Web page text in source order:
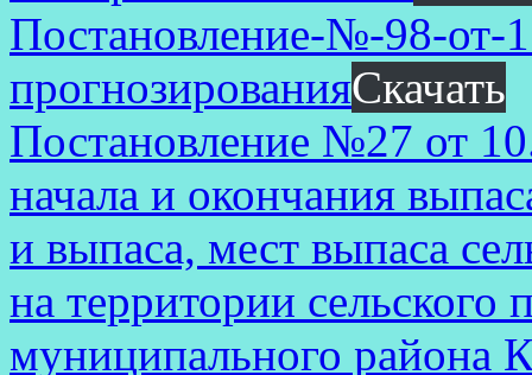
Постановление-№-98-от-
прогнозированияСкачать
Постановление №27 от
начала и окончания
и выпаса, мест выпаса
на территории сельского
муниципального района